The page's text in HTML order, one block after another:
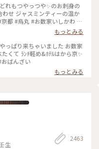
せ ジャスミンティーの温か
ばんざい盛り合わせもっとみる
ばんざい
もっとみる
生
2463